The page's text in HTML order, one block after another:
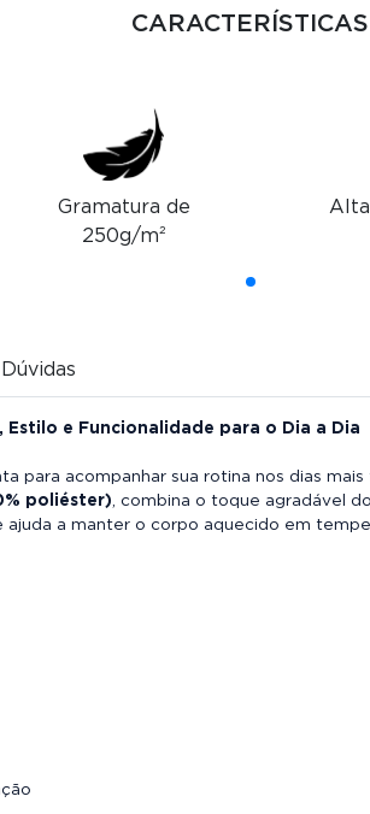
CARACTERÍSTICAS
Gramatura de
250g/m²
Dúvidas
e Funcionalidade para o Dia a Dia
acompanhar sua rotina nos dias
poliéster) , combina o toque agradável
a manter o corpo aquecido em